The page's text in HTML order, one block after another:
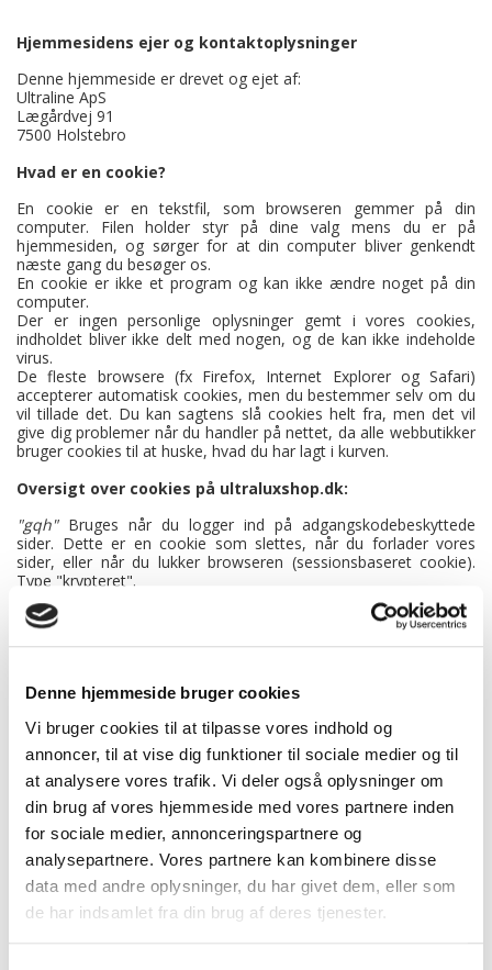
Denne hjemmeside bruger cookies
Vi bruger cookies til at tilpasse vores indhold og
annoncer, til at vise dig funktioner til sociale medier og til
at analysere vores trafik. Vi deler også oplysninger om
din brug af vores hjemmeside med vores partnere inden
for sociale medier, annonceringspartnere og
analysepartnere. Vores partnere kan kombinere disse
data med andre oplysninger, du har givet dem, eller som
de har indsamlet fra din brug af deres tjenester.
Hjemmesidens ejer og kontaktoplysninger
Denne hjemmeside er drevet og ejet af:
Ultraline ApS
Lægårdvej 91
7500 Holstebro
Hvad er en cookie?
En cookie er en tekstfil, som browseren gemmer på din
computer. Filen holder styr på dine valg mens du er på
hjemmesiden, og sørger for at din computer bliver genkendt
næste gang du besøger os.
En cookie er ikke et program og kan ikke ændre noget på din
computer.
Der er ingen personlige oplysninger gemt i vores cookies,
indholdet bliver ikke delt med nogen, og de kan ikke indeholde
virus.
De fleste browsere (fx Firefox, Internet Explorer og Safari)
accepterer automatisk cookies, men du bestemmer selv om du
vil tillade det. Du kan sagtens slå cookies helt fra, men det vil
give dig problemer når du handler på nettet, da alle webbutikker
bruger cookies til at huske, hvad du har lagt i kurven.
Oversigt over cookies på ultraluxshop.dk:
"gqh"Bruges når du logger ind på adgangskodebeskyttede
sider. Dette er en cookie som slettes, når du forlader vores
sider, eller når du lukker browseren (sessionsbaseret cookie).
Type "krypteret".
"veg"
Bruges når du logger ind på som bruger. Denne cookie
slettes, når du forlader vores sider, eller når du lukker browseren
"b"Bruges når du lægger en vare i din indkøbskurv. Denne
sletter den. Type "unik nøgle".
"c"Bruges af webbutikken til at huske leveringsland. Denne
cookie bliver i din browser i 350 dage, med mindre du aktivt
sletter den. Type "landekode".
"cd"
Bruges til at huske om du har accepteret vores cookie-
politik. Denne cookie bliver i din browser i 70 dage, med mindre
du aktivt sletter den. Type ”boolean”.
"ecp[tal]" Kalenderen bruger denne cookie til at huske hvilken
periode du vil have vist. Denne cookie slettes, når du forlader